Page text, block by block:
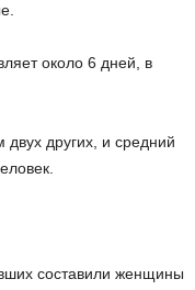
около 6 дней, в
других, и средний
составили женщины